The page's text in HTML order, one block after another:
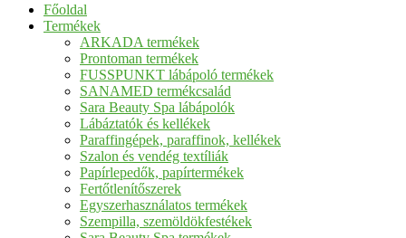
Főoldal
Termékek
ARKADA termékek
Prontoman termékek
FUSSPUNKT lábápoló termékek
SANAMED termékcsalád
Sara Beauty Spa lábápolók
Lábáztatók és kellékek
Paraffingépek, paraffinok, kellékek
Szalon és vendég textíliák
Papírlepedők, papírtermékek
Fertőtlenítőszerek
Egyszerhasználatos termékek
Szempilla, szemöldökfestékek